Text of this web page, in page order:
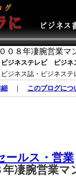
０８年凄腕営業
ジネステレビ ビジネ
ジネス誌・ビジネス
｜ このブログにつ
ールス・営業
凄腕営業